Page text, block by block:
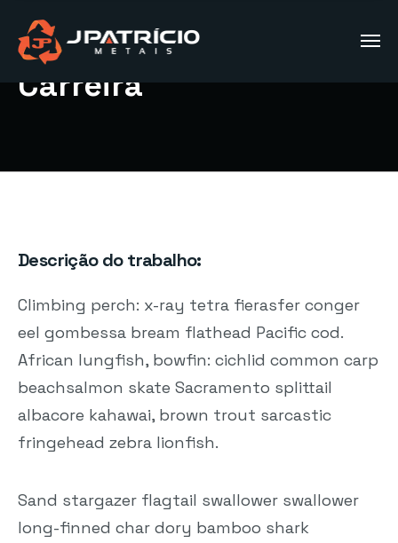
Carreira
Descrição do trabalho:
Climbing perch: x-ray tetra fierasfer conger
eel gombessa bream flathead Pacific cod.
African lungfish, bowfin: cichlid common carp
beachsalmon skate Sacramento splittail
albacore kahawai, brown trout sarcastic
fringehead zebra lionfish.
Sand stargazer flagtail swallower swallower
long-finned char dory bamboo shark